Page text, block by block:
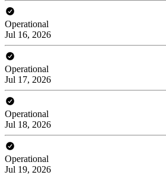
Operational
Jul 16, 2026
Operational
Jul 17, 2026
Operational
Jul 18, 2026
Operational
Jul 19, 2026